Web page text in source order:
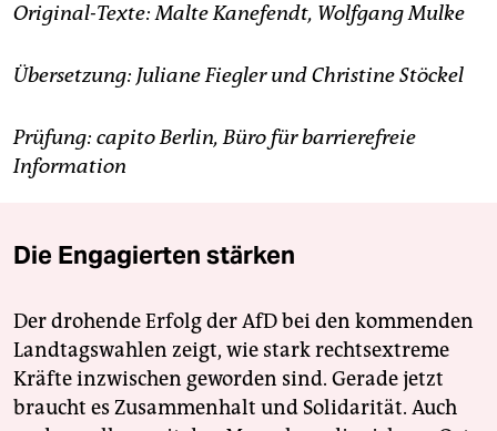
Original-Texte: Malte Kanefendt, Wolfgang Mulke
Übersetzung: Juliane Fiegler und Christine Stöckel
Prüfung: capito Berlin, Büro für barrierefreie
Information
Die Engagierten stärken
Der drohende Erfolg der AfD bei den kommenden
Landtagswahlen zeigt, wie stark rechtsextreme
Kräfte inzwischen geworden sind. Gerade jetzt
braucht es Zusammenhalt und Solidarität. Auch